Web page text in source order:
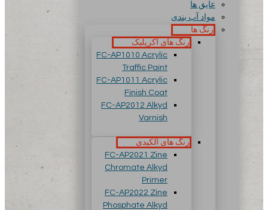
عایق ها
مواد آب بندی
رنگ ها
رنگ های آکریلیک
FC-AP1010 Acrylic
Traffic Paint
FC-AP1011 Acrylic
Finish Coat
FC-AP2012 Alkyd
Varnish
رنگ های آلکیدی
FC-AP2021 Zine
Chromate Alkyd
Primer
FC-AP2022 Zine
Phosphate Alkyd